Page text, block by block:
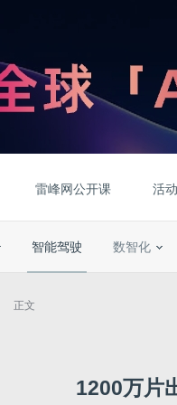
雷峰网公开课 活
智能驾驶 数智化
正文
1200万片